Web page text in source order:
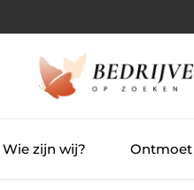
Wie zijn wij?